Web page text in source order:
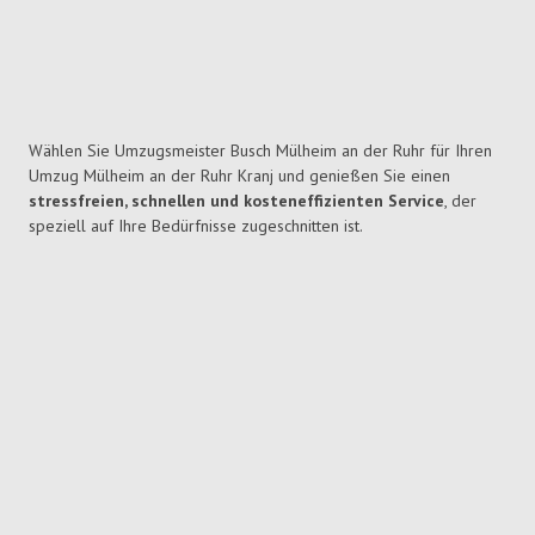
Wählen Sie Umzugsmeister Busch Mülheim an der Ruhr für Ihren
Umzug Mülheim an der Ruhr Kranj und genießen Sie einen
stressfreien, schnellen und kosteneffizienten Service, der
speziell auf Ihre Bedürfnisse zugeschnitten ist.